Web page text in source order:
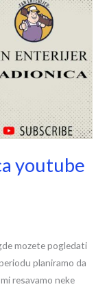
youtube
mozete pogledati
planiramo da
resavamo neke